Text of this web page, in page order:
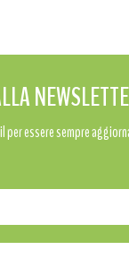
per essere sempre